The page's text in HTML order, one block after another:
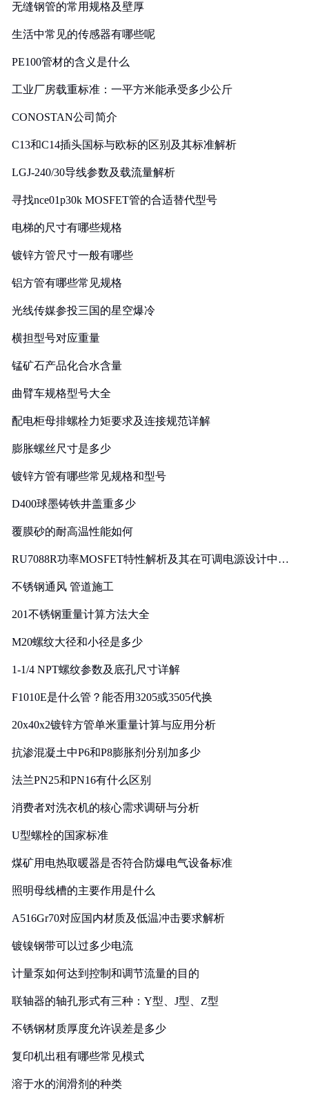
无缝钢管的常用规格及壁厚
生活中常见的传感器有哪些呢
PE100管材的含义是什么
工业厂房载重标准：一平方米能承受多少公斤
CONOSTAN公司简介
C13和C14插头国标与欧标的区别及其标准解析
LGJ-240/30导线参数及载流量解析
寻找nce01p30k MOSFET管的合适替代型号
电梯的尺寸有哪些规格
镀锌方管尺寸一般有哪些
铝方管有哪些常见规格
光线传媒参投三国的星空爆冷
横担型号对应重量
锰矿石产品化合水含量
曲臂车规格型号大全
配电柜母排螺栓力矩要求及连接规范详解
膨胀螺丝尺寸是多少
镀锌方管有哪些常见规格和型号
D400球墨铸铁井盖重多少
覆膜砂的耐高温性能如何
RU7088R功率MOSFET特性解析及其在可调电源设计中的
不锈钢通风 管道施工
201不锈钢重量计算方法大全
M20螺纹大径和小径是多少
1-1/4 NPT螺纹参数及底孔尺寸详解
F1010E是什么管？能否用3205或3505代换
20x40x2镀锌方管单米重量计算与应用分析
抗渗混凝土中P6和P8膨胀剂分别加多少
法兰PN25和PN16有什么区别
消费者对洗衣机的核心需求调研与分析
U型螺栓的国家标准
煤矿用电热取暖器是否符合防爆电气设备标准
照明母线槽的主要作用是什么
A516Gr70对应国内材质及低温冲击要求解析
镀镍钢带可以过多少电流
计量泵如何达到控制和调节流量的目的
联轴器的轴孔形式有三种：Y型、J型、Z型
不锈钢材质厚度允许误差是多少
复印机出租有哪些常见模式
溶于水的润滑剂的种类